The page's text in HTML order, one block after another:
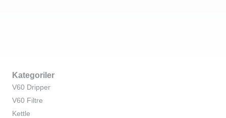
Kategoriler
V60 Dripper
V60 Filtre
Kettle